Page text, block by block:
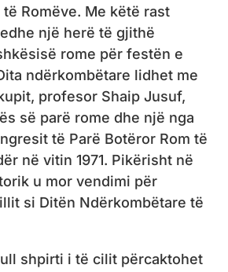
Romëve. Me këtë rast
një herë të gjithë
rome për festën e
ndërkombëtare lidhet me
profesor Shaip Jusuf,
së parë rome dhe një nga
të Parë Botëror Rom të
në vitin 1971. Pikërisht në
u mor vendimi për
si Ditën Ndërkombëtare të
shpirti i të cilit përcaktohet